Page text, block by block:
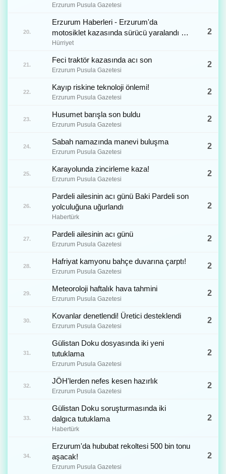
Erzurum Pusula Gazetesi
20.
Erzurum Haberleri - Erzurum'da
motosiklet kazasında sürücü yaralandı -
Yerel Haberler
Hürriyet
2
21.
Feci traktör kazasında acı son
Erzurum Pusula Gazetesi
2
22.
Kayıp riskine teknoloji önlemi!
Erzurum Pusula Gazetesi
2
23.
Husumet barışla son buldu
Erzurum Pusula Gazetesi
2
24.
Sabah namazında manevi buluşma
Erzurum Pusula Gazetesi
2
25.
Karayolunda zincirleme kaza!
Erzurum Pusula Gazetesi
2
26.
Pardeli ailesinin acı günü Baki Pardeli son
yolculuğuna uğurlandı
Habertürk
2
27.
Pardeli ailesinin acı günü
Erzurum Pusula Gazetesi
2
28.
Hafriyat kamyonu bahçe duvarına çarptı!
Erzurum Pusula Gazetesi
2
29.
Meteoroloji haftalık hava tahmini
Erzurum Pusula Gazetesi
2
30.
Kovanlar denetlendi! Üretici desteklendi
Erzurum Pusula Gazetesi
2
31.
Gülistan Doku dosyasında iki yeni
tutuklama
Erzurum Pusula Gazetesi
2
32.
JÖH'lerden nefes kesen hazırlık
Erzurum Pusula Gazetesi
2
33.
Gülistan Doku soruşturmasında iki
dalgıca tutuklama
Habertürk
2
34.
Erzurum'da hububat rekoltesi 500 bin tonu
aşacak!
Erzurum Pusula Gazetesi
2